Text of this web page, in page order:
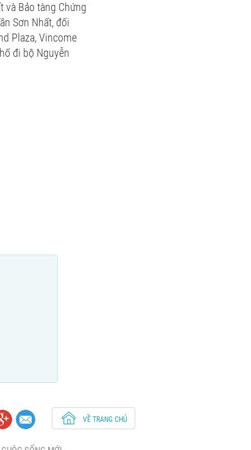
và Bảo tàng Chứng
Sơn Nhất, đối
Plaza, Vincome
đi bộ Nguyễn
VỀ TRANG CHỦ